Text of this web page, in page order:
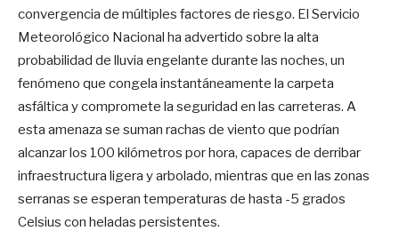
convergencia de múltiples factores de riesgo. El Servicio
Meteorológico Nacional ha advertido sobre la alta
probabilidad de lluvia engelante durante las noches, un
fenómeno que congela instantáneamente la carpeta
asfáltica y compromete la seguridad en las carreteras. A
esta amenaza se suman rachas de viento que podrían
alcanzar los 100 kilómetros por hora, capaces de derribar
infraestructura ligera y arbolado, mientras que en las zonas
serranas se esperan temperaturas de hasta -5 grados
Celsius con heladas persistentes.